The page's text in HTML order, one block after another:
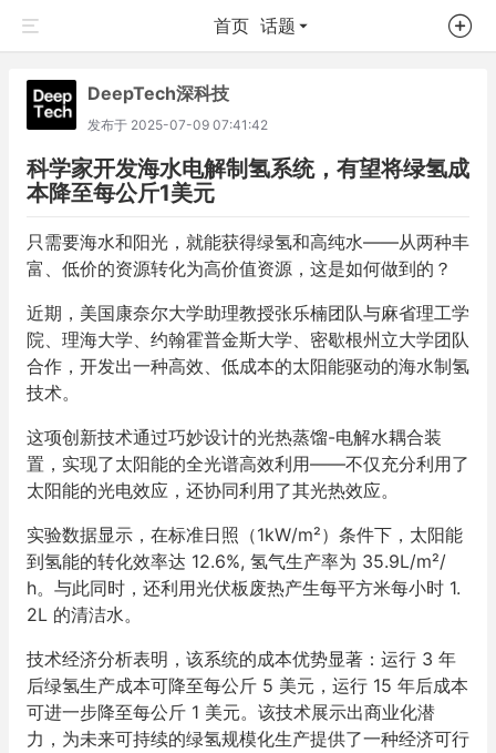
首页 话题
DeepTech深科技
发布于 2025-07-09 07:41:42
科学家开发海水电解制氢系统，有望将绿氢成
本降至每公斤1美元
只需要海水和阳光，就能获得绿氢和高纯水——从两种丰
富、低价的资源转化为高价值资源，这是如何做到的？
近期，美国康奈尔大学助理教授张乐楠团队与麻省理工学
院、理海大学、约翰霍普金斯大学、密歇根州立大学团队
合作，开发出一种高效、低成本的太阳能驱动的海水制氢
技术。
这项创新技术通过巧妙设计的光热蒸馏-电解水耦合装
置，实现了太阳能的全光谱高效利用——不仅充分利用了
太阳能的光电效应，还协同利用了其光热效应。
实验数据显示，在标准日照（1kW/m²）条件下，太阳能
到氢能的转化效率达 12.6%, 氢气生产率为 35.9L/m²/
h。与此同时，还利用光伏板废热产生每平方米每小时 1.
2L 的清洁水。
技术经济分析表明，该系统的成本优势显著：运行 3 年
后绿氢生产成本可降至每公斤 5 美元，运行 15 年后成本
可进一步降至每公斤 1 美元。该技术展示出商业化潜
力，为未来可持续的绿氢规模化生产提供了一种经济可行